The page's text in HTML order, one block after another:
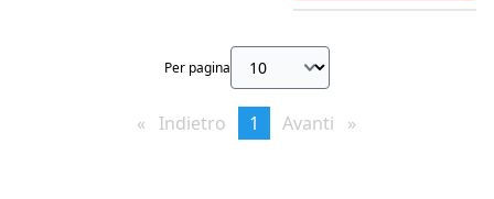
Per pagina
Indietro pageYou're
1 Avanti page